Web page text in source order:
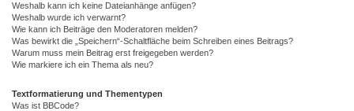
Weshalb kann ich keine Dateianhänge anfügen?
Weshalb wurde ich verwarnt?
Wie kann ich Beiträge den Moderatoren melden?
Was bewirkt die „Speichern“-Schaltfläche beim Schreiben eines Beitrags?
Warum muss mein Beitrag erst freigegeben werden?
Wie markiere ich ein Thema als neu?
Textformatierung und Thementypen
Was ist BBCode?